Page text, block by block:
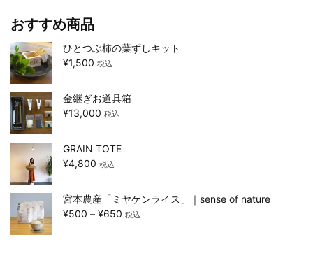
おすすめ商品
ひとつぶ柿の葉ずしキット
¥1,500 税込
金継ぎお道具箱
¥13,000 税込
GRAIN TOTE
¥4,800 税込
宮本農産「ミヤケンライス」｜sense of nature
¥500 – ¥650 税込